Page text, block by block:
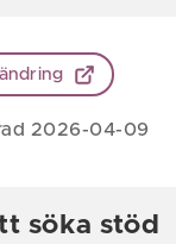
2026-04-09
söka stöd